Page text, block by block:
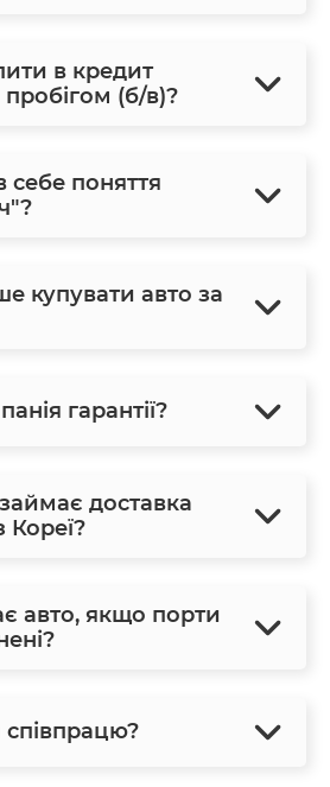
в кредит
пробігом (б/в)?
поняття
купувати авто за
гарантії?
доставка
Кореї?
авто, якщо порти